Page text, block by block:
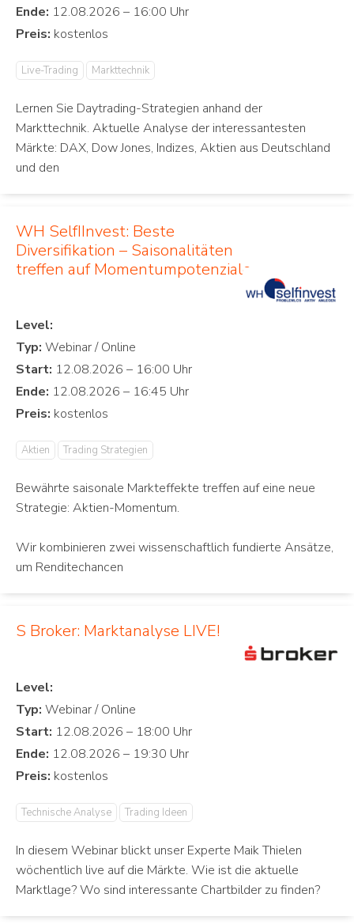
Ende:
Preis:
Live-Trading Markttechnik
Lernen Sie Daytrading-Strategien anhand der
Markttechnik. Aktuelle Analyse der interessantesten
Märkte: DAX, Dow Jones, Indizes, Aktien aus Deutschland
und den
WH SelfIInvest: Beste
Diversifikation – Saisonalitäten
treffen auf Momentumpotenziale
Level:
Typ:
Start:
Ende:
Preis:
Aktien Trading Strategien
Bewährte saisonale Markteffekte treffen auf eine neue
Strategie: Aktien-Momentum.
Wir kombinieren zwei wissenschaftlich fundierte Ansätze,
um Renditechancen
S Broker: Marktanalyse LIVE!
Level:
Typ:
Start:
Ende:
Preis:
Technische Analyse Trading Ideen
In diesem Webinar blickt unser Experte Maik Thielen
wöchentlich live auf die Märkte. Wie ist die aktuelle
Marktlage? Wo sind interessante Chartbilder zu finden?